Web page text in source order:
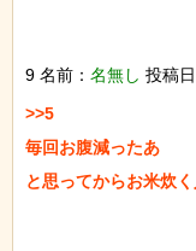
9 名前： 名無し 投稿
>>5
毎回お腹減ったあ
と思ってからお米炊く